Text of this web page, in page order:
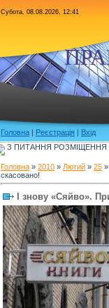
Субота, 08.08.2026, 12:41
Головна | Реєстрація | Вхід
З ПИТАННЯ РОЗМІЩЕННЯ
Головна » 2010 » Лютий » 25
скасовано!
І знову «Сяйво».